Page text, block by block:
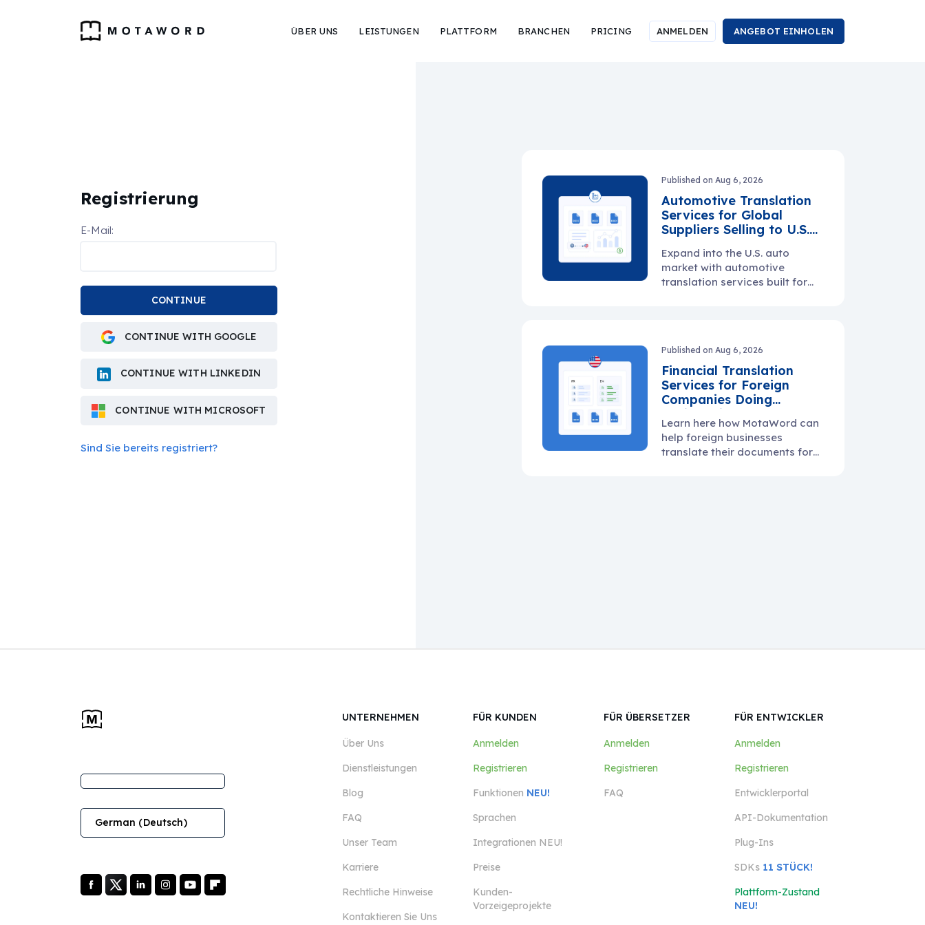
ÜBER UNS LEISTUNGEN PLATTFORM BRANCHEN PRICING ANMELDEN ANGEBOT EINHOLEN
Registrierung
E-Mail:
CONTINUE
CONTINUE WITH GOOGLE
CONTINUE WITH LINKEDIN
CONTINUE WITH MICROSOFT
Sind Sie bereits registriert?
Published on Aug 6, 2026
Automotive Translation
Services for Global
Suppliers Selling to U.S.
Expand into the U.S. auto
market with automotive
translation services built for
Published on Aug 6, 2026
Financial Translation
Services for Foreign
Companies Doing
Business in the U.S.
Learn here how MotaWord can
help foreign businesses
translate their documents for
German (Deutsch)
UNTERNEHMEN
Über Uns
Dienstleistungen
Blog
FAQ
Unser Team
Karriere
Rechtliche Hinweise
Kontaktieren Sie Uns
FÜR KUNDEN
Anmelden
Registrieren
Funktionen NEU!
Sprachen
Integrationen NEU!
Preise
Kunden-
Vorzeigeprojekte
FÜR ÜBERSETZER
Anmelden
Registrieren
FAQ
FÜR ENTWICKLER
Anmelden
Registrieren
Entwicklerportal
API-Dokumentation
Plug-Ins
SDKs 11 STÜCK!
Plattform-Zustand
NEU!